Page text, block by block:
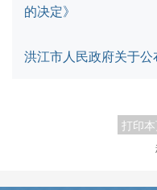
的决定》
洪江市人民政府关于
打印